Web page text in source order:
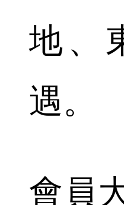
地、
遇。
會員